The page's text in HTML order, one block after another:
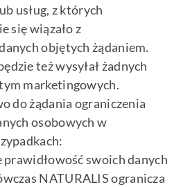
usług, z których
się wiązało z
objętych żądaniem.
też wysyłał żadnych
marketingowych.
do żądania ograniczenia
osobowych w
swoich danych
NATURALIS ogranicza